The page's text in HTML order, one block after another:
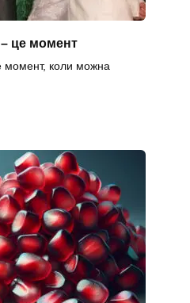
– це момент
момент, коли можна